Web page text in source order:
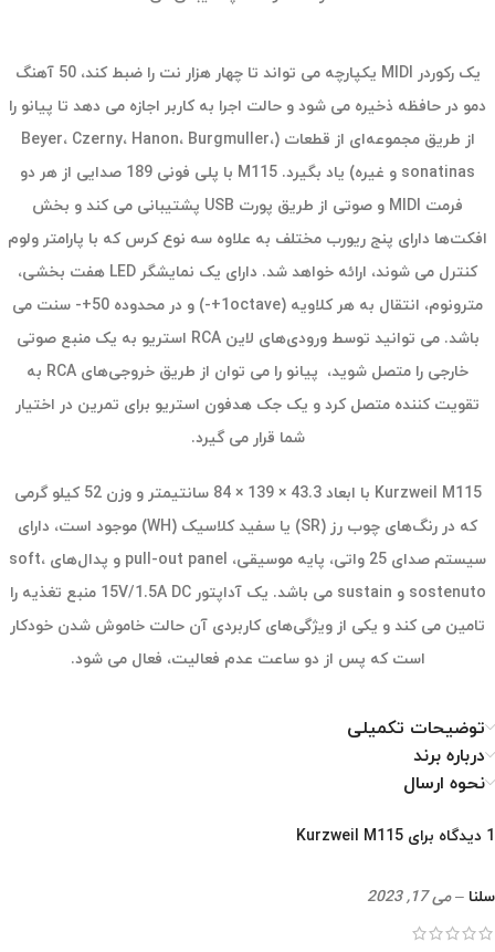
یک رکوردر MIDI یکپارچه می تواند تا چهار هزار نت را ضبط کند، 50 آهنگ
دمو در حافظه ذخیره می شود و حالت اجرا به کاربر اجازه می دهد تا پیانو را
از طریق مجموعه‌ای از قطعات (Beyer، Czerny، Hanon، Burgmuller،
sonatinas و غیره) یاد بگیرد. M115 با پلی فونی 189 صدایی از هر دو
فرمت MIDI و صوتی از طریق پورت USB پشتیبانی می کند و بخش
افکت‌ها دارای پنج ریورب مختلف به علاوه سه نوع کرس که با پارامتر ولوم
کنترل می شوند، ارائه خواهد شد. دارای یک نمایشگر LED هفت بخشی،
مترونوم، انتقال به هر کلاویه (1octave+-) و در محدوده 50+- سنت می
باشد. می توانید توسط ورودی‌های لاین RCA استریو به یک منبع صوتی
خارجی را متصل شوید، پیانو را می توان از طریق خروجی‌های RCA‌ به
تقویت کننده متصل کرد و یک جک هدفون استریو برای تمرین در اختیار
شما قرار می گیرد.
Kurzweil M115 با ابعاد 43.3 × 139 × 84 سانتیمتر و وزن 52 کیلو گرمی
که در رنگ‌های چوب رز (SR) یا سفید کلاسیک (WH) موجود است، دارای
سیستم صدای 25 واتی، پایه موسیقی، pull-out panel و پدال‌های soft،
sostenuto و sustain می باشد. یک آداپتور
15 V/1.5A DC منبع تغذیه را
تامین می کند و یکی از ویژگی‌های کاربردی آن حالت خاموش شدن خودکار
است که پس از دو ساعت عدم فعالیت، فعال می شود.
توضیحات تکمیلی
درباره برند
نحوه ارسال
1 دیدگاه برای Kurzweil M115
سلنا – می 17, 2023